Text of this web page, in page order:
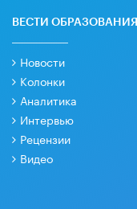
ВЕСТИ ОБРАЗОВАНИЯ
Новости
Колонки
Аналитика
Интервью
Рецензии
Видео